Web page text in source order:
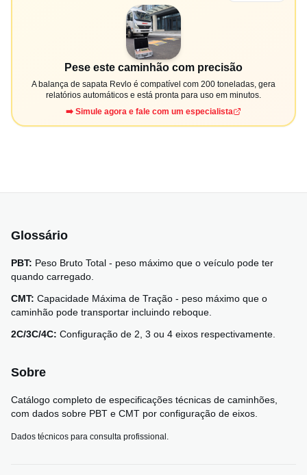
Pese este caminhão com precisão
A balança de sapata Revlo é compatível com 200 toneladas, gera
relatórios automáticos e está pronta para uso em minutos.
➡️ Simule agora e fale com um especialista
Glossário
PBT: Peso Bruto Total - peso máximo que o veículo pode ter
quando carregado.
CMT: Capacidade Máxima de Tração - peso máximo que o
caminhão pode transportar incluindo reboque.
2C/3C/4C: Configuração de 2, 3 ou 4 eixos respectivamente.
Sobre
Catálogo completo de especificações técnicas de caminhões,
com dados sobre PBT e CMT por configuração de eixos.
Dados técnicos para consulta profissional.